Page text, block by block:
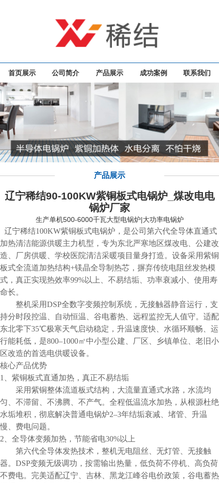
首页展示 公司简介 产品展示 成功案例 联系我们
产品展示
辽宁稀结90-100KW紫铜板式电锅炉_煤改电电
锅炉厂家
生产单机500-6000千瓦大型电锅炉|大功率电锅炉
辽宁稀结100KW紫铜板式电锅炉，是公司第六代全导体直通式
加热清洁能源供暖主力机型，专为东北严寒地区煤改电、公建改
造、厂房供暖、学校医院清洁采暖项目量身打造。设备采用紫铜
板式全流道加热结构+镁晶全导制热芯，摒弃传统电阻丝发热模
式，真正实现热效率99%以上、不易结垢、功率衰减小、使用寿
命长。
整机采用DSP全数字变频控制系统，无接触器静音运行，支
持分时段控温、自动恒温、谷电蓄热、远程监控无人值守。适配
东北零下35℃极寒天气启动稳定，升温速度快、水循环顺畅、运
行能耗低，是800–1000㎡中小型公建、厂区、乡镇单位、老旧小
区改造的首选电供暖设备。
核心产品优势
1、紫铜板式直通加热，真正不易结垢
采用紫铜整体流道板式结构，大流量直通式水路，水流均
匀、不滞留、不沸腾、不产气。全程低温流水加热，从根源杜绝
水垢堆积，彻底解决普通电锅炉2–3年结垢衰减、堵管、升温
慢、费电问题。
2、全导体变频加热，节能省电30%以上
第六代全导体发热技术，整机无电阻丝、无灯管、无接触
器。DSP变频无级调功，按需输出热量，低负荷不停机、高负荷
不费电。完美适配辽宁、吉林、黑龙江峰谷电价政策，谷电蓄热